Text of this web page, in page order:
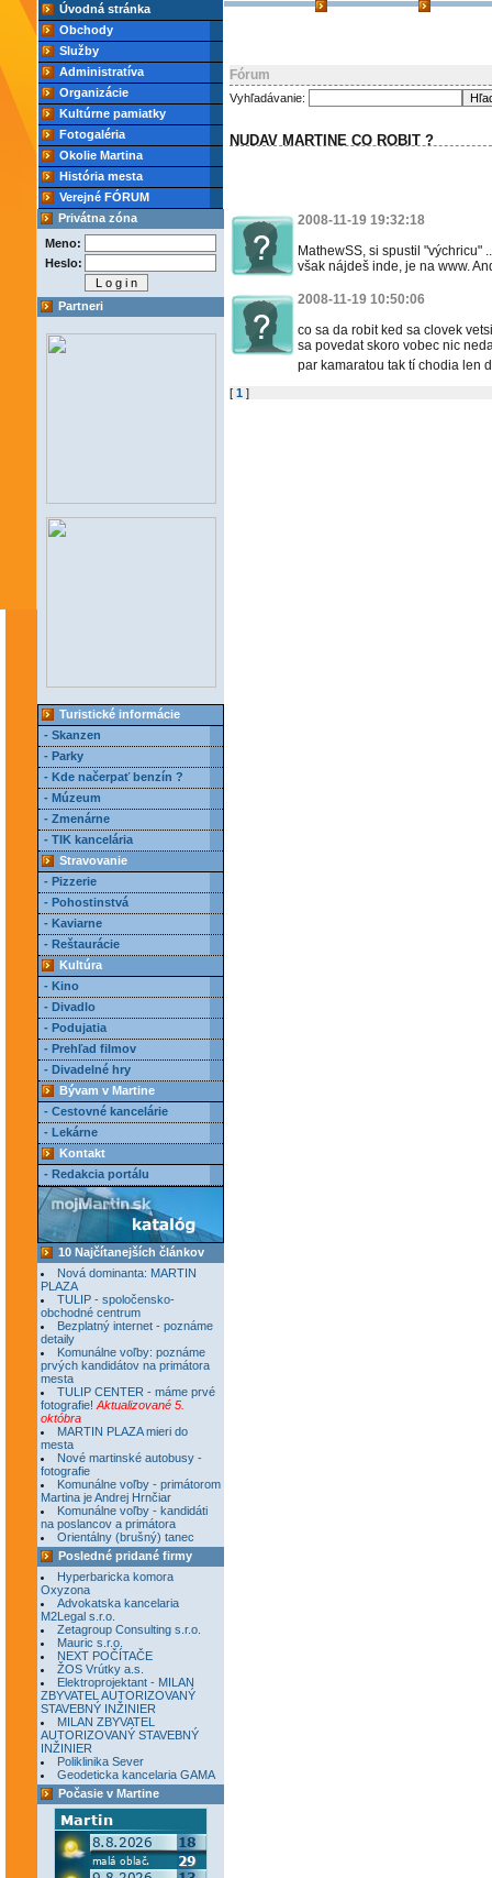
Úvodná stránka
Obchody
Služby
Administratíva
Organizácie
Kultúrne pamiatky
Fotogaléria
Okolie Martina
História mesta
Verejné FÓRUM
Privátna zóna
Meno:
Heslo:
Partneri
Turistické informácie
- Skanzen
- Parky
- Kde načerpať benzín ?
- Múzeum
- Zmenárne
- TIK kancelária
Stravovanie
- Pizzerie
- Pohostinstvá
- Kaviarne
- Reštaurácie
Kultúra
- Kino
- Divadlo
- Podujatia
- Prehľad filmov
- Divadelné hry
Bývam v Martine
- Cestovné kancelárie
- Lekárne
Kontakt
- Redakcia portálu
10 Najčítanejších článkov
Nová dominanta: MARTIN
PLAZA
TULIP - spoločensko-
obchodné centrum
Bezplatný internet - poznáme
detaily
Komunálne voľby: poznáme
prvých kandidátov na primátora
mesta
TULIP CENTER - máme prvé
fotografie! Aktualizované 5.
októbra
MARTIN PLAZA mieri do
mesta
Nové martinské autobusy -
fotografie
Komunálne voľby - primátorom
Martina je Andrej Hrnčiar
Komunálne voľby - kandidáti
na poslancov a primátora
Orientálny (brušný) tanec
Posledné pridané firmy
Hyperbaricka komora
Oxyzona
Advokatska kancelaria
M2Legal s.r.o.
Zetagroup Consulting s.r.o.
Mauric s.r.o.
NEXT POČÍTAČE
ŽOS Vrútky a.s.
Elektroprojektant - MILAN
ZBYVATEL AUTORIZOVANÝ
STAVEBNÝ INŽINIER
MILAN ZBYVATEL
AUTORIZOVANÝ STAVEBNÝ
INŽINIER
Poliklinika Sever
Geodeticka kancelaria GAMA
Počasie v Martine
Fórum
Vyhľadávanie:
NUDAV MARTINE CO ROBIT ?
2008-11-19 19:32:18
MathewSS, si spustil "výchricu"
však nájdeš inde, je na www.
2008-11-19 10:50:06
co sa da robit ked sa clovek
sa povedat skoro vobec nic
par kamaratou tak tí chodia len
[ 1 ]